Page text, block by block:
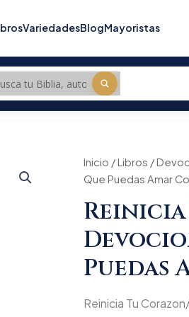
VariedadesBlogMayoristas
Inicio /Libros /
Que Puedas Amar
Puedas
Reinicia Tu